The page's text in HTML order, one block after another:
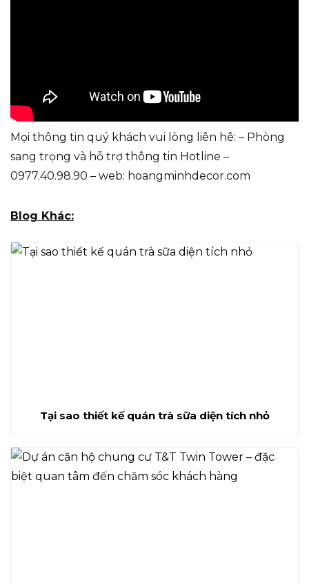
Mọi thông tin quý khách vui lòng liên hê: – Phòng
sang trọng và hỗ trợ thông tin Hotline –
0977.40.98.90 – web: hoangminhdecor.com
Blog Khác:
Tại sao thiết kế quán trà sữa diện tích nhỏ